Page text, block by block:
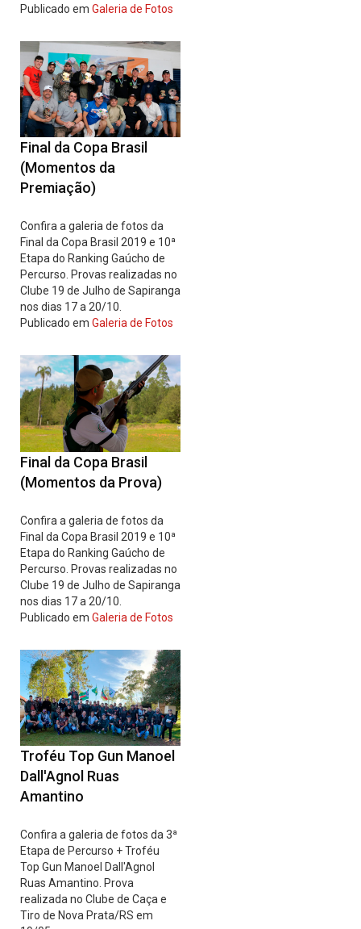
Publicado em Galeria de Fotos
Final da Copa Brasil
(Momentos da
Premiação)
Confira a galeria de fotos da
Final da Copa Brasil 2019 e 10ª
Etapa do Ranking Gaúcho de
Percurso. Provas realizadas no
Clube 19 de Julho de Sapiranga
nos dias 17 a 20/10.
Publicado em Galeria de Fotos
Final da Copa Brasil
(Momentos da Prova)
Confira a galeria de fotos da
Final da Copa Brasil 2019 e 10ª
Etapa do Ranking Gaúcho de
Percurso. Provas realizadas no
Clube 19 de Julho de Sapiranga
nos dias 17 a 20/10.
Publicado em Galeria de Fotos
Troféu Top Gun Manoel
Dall'Agnol Ruas
Amantino
Confira a galeria de fotos da 3ª
Etapa de Percurso + Troféu
Top Gun Manoel Dall'Agnol
Ruas Amantino. Prova
realizada no Clube de Caça e
Tiro de Nova Prata/RS em